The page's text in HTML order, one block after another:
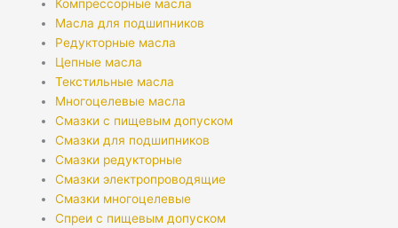
Компрессорные масла
Масла для подшипников
Редукторные масла
Цепные масла
Текстильные масла
Многоцелевые масла
Смазки с пищевым допуском
Смазки для подшипников
Смазки редукторные
Смазки электропроводящие
Смазки многоцелевые
Спреи с пищевым допуском